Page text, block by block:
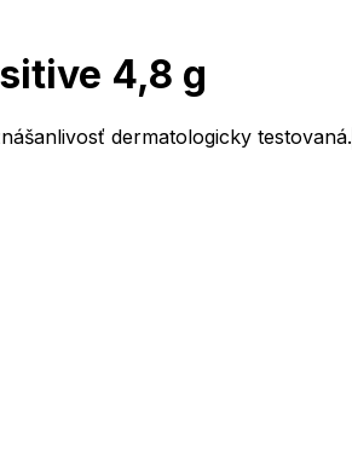
4,8 g
dermatologicky testovaná.